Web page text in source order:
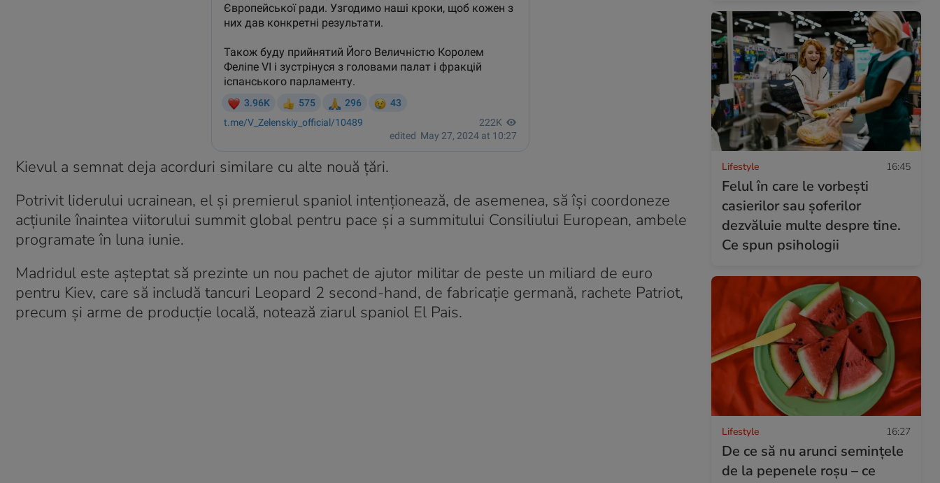
Kievul a semnat deja acorduri similare cu alte nouă țări.
Potrivit liderului ucrainean, el și premierul spaniol intenționează, de asemenea, să își coordoneze
acțiunile înaintea viitorului summit global pentru pace și a summitului Consiliului European, ambele
programate în luna iunie.
Madridul este așteptat să prezinte un nou pachet de ajutor militar de peste un miliard de euro
pentru Kiev, care să includă tancuri Leopard 2 second-hand, de fabricație germană, rachete Patriot,
precum și arme de producție locală, notează ziarul spaniol El Pais.
Lifestyle 16:45
Felul în care le vorbești
casierilor sau șoferilor
dezvăluie multe despre tine.
Ce spun psihologii
Lifestyle 16:27
De ce să nu arunci semințele
de la pepenele roșu – ce